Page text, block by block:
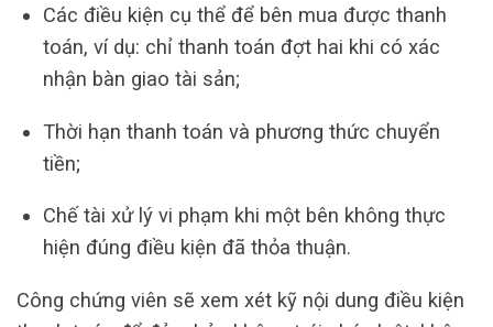
Các điều kiện cụ thể để bên mua được thanh
toán, ví dụ: chỉ thanh toán đợt hai khi có xác
nhận bàn giao tài sản;
Thời hạn thanh toán và phương thức chuyển
tiền;
Chế tài xử lý vi phạm khi một bên không thực
hiện đúng điều kiện đã thỏa thuận.
Công chứng viên sẽ xem xét kỹ nội dung điều kiện